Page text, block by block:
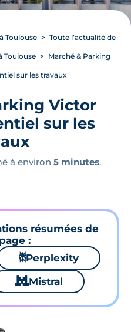
Toulouse Toute l’actualité de
Toulouse Marché & Parking
sur les travaux
Victor
sur les
à environ 5 minutes.
résumées de
:
⚙Perplexity
🐱 Mistral